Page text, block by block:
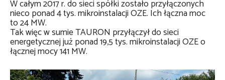
W całym 2017 r. do sieci spółki zostało przyłączonych
nieco ponad 4 tys. mikroinstalacji OZE. Ich łączna moc
to 24 MW.
Tak więc w sumie TAURON przyłączył do sieci
energetycznej już ponad 19,5 tys. mikroinstalacji OZE o
łącznej mocy 141 MW.